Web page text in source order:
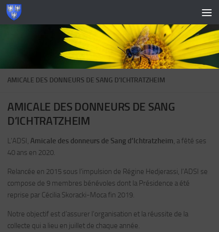
Skip to content
AMICALE DES DONNEURS DE SANG D’ICHTRATZHEIM
AMICALE DES DONNEURS DE SANG
D’ICHTRATZHEIM
L’ADSI, Amicale des donneurs de Sang d’Ichtratzheim, a fêté ses
40 ans en 2020.
Relancée en 2015 sous l’impulsion de Régine Hedjerassi, l’ADSI se
compose de 9 membres bénévoles dont la Présidence a été
reprise par Cécilia Skoracki-Moca fin 2019.
Notre objectif est d’assurer l’organisation et la réussite de la
collecte qui a lieu en juillet de chaque année.